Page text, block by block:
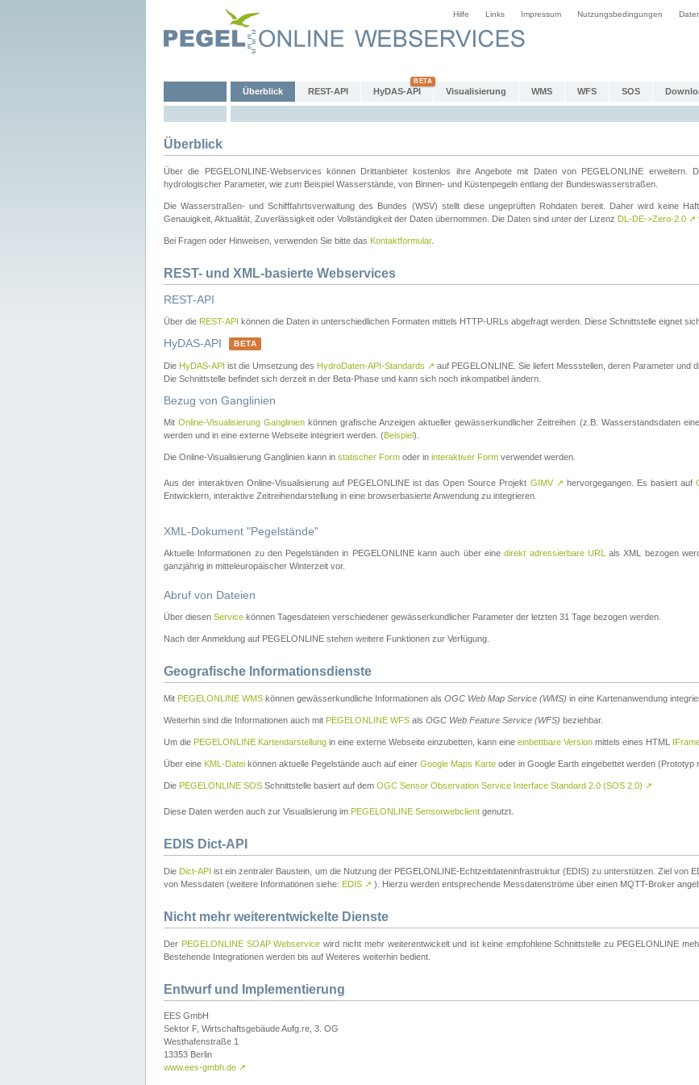
Hilfe Links Impressum Nutzungsbedingungen
Überblick REST-API HyDAS-API Visualisierung WMS WFS SOS
Überblick
Über die PEGELONLINE-Webservices können Drittanbieter kostenlos ihre Angebote mit Daten von PEGELONLINE erweitern.
hydrologischer Parameter, wie zum Beispiel Wasserstände, von Binnen- und Küstenpegeln entlang der Bundeswasserstraßen.
Die Wasserstraßen- und Schifffahrtsverwaltung des Bundes (WSV) stellt diese ungeprüften Rohdaten bereit. Daher wird keine
Genauigkeit, Aktualität, Zuverlässigkeit oder Vollständigkeit der Daten übernommen. Die Daten sind unter der Lizenz DL-DE->Zero-2.0 ↗
Bei Fragen oder Hinweisen, verwenden Sie bitte das Kontaktformular.
REST- und XML-basierte Webservices
REST-API
Über die REST-API können die Daten in unterschiedlichen Formaten mittels HTTP-URLs abgefragt werden. Diese Schnittstelle eignet
HyDAS-API BETA
Die HyDAS-API ist die Umsetzung des HydroDaten-API-Standards ↗ auf PEGELONLINE. Sie liefert Messstellen, deren Parameter und
Die Schnittstelle befindet sich derzeit in der Beta-Phase und kann sich noch inkompatibel ändern.
Bezug von Ganglinien
MitOnline-Visualisierung Ganglinien können grafische Anzeigen aktueller gewässerkundlicher Zeitreihen (z.B. Wasserstandsdaten
werden und in eine externe Webseite integriert werden. (Beispiel).
Die Online-Visualisierung Ganglinien kann in statischer Form oder in interaktiver Form verwendet werden.
Aus der interaktiven Online-Visualisierung auf PEGELONLINE ist das Open Source Projekt GIMV ↗ hervorgegangen. Es basiert auf
Entwicklern, interaktive Zeitreihendarstellung in eine browserbasierte Anwendung zu integrieren.
XML-Dokument "Pegelstände"
Aktuelle Informationen zu den Pegelständen in PEGELONLINE kann auch über einedirekt adressierbare URL
als XML bezogen
ganzjährig in mitteleuropäischer Winterzeit vor.
Abruf von Dateien
Über diesen Service können Tagesdateien verschiedener gewässerkundlicher Parameter der letzten 31 Tage bezogen werden.
Nach der Anmeldung auf PEGELONLINE stehen weitere Funktionen zur Verfügung.
Geografische Informationsdienste
Mit PEGELONLINE WMS können gewässerkundliche Informationen als OGC Web Map Service (WMS) in eine Kartenanwendung
Weiterhin sind die Informationen auch mit PEGELONLINE WFS als OGC Web Feature Service (WFS) beziehbar.
Um die PEGELONLINE Kartendarstellung in eine externe Webseite einzubetten, kann eine einbettbare Version mittels eines HTML
Über eine KML-Datei können aktuelle Pegelstände auch auf einer Google Maps Karte oder in Google Earth eingebettet werden (Prototyp
Die PEGELONLINE SOS Schnittstelle basiert auf dem OGC Sensor Observation Service Interface Standard 2.0 (SOS 2.0) ↗
Diese Daten werden auch zur Visualisierung im PEGELONLINE Sensorwebclient genutzt.
EDIS Dict-API
Die Dict-API ist ein zentraler Baustein, um die Nutzung der PEGELONLINE-Echtzeitdateninfrastruktur (EDIS) zu unterstützen. Ziel von
von Messdaten (weitere Informationen siehe: EDIS ↗ ). Hierzu werden entsprechende Messdatenströme über einen MQTT-Broker
Nicht mehr weiterentwickelte Dienste
Der PEGELONLINE SOAP Webservice wird nicht mehr weiterentwickelt und ist keine empfohlene Schnittstelle zu PEGELONLINE
Bestehende Integrationen werden bis auf Weiteres weiterhin bedient.
Entwurf und Implementierung
EES GmbH
Sektor F, Wirtschaftsgebäude Aufg.re, 3. OG
Westhafenstraße 1
13353 Berlin
www.ees-gmbh.de ↗